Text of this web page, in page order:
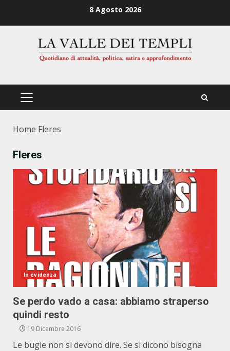
8 Agosto 2026
PRIMÄRES
Home Fleres
Fleres
In evidenza
Se perdo vado a casa: abbiamo straperso
quindi resto
19 Dicembre 2016
Le bugie non si devono dire. Se si dicono bisogna